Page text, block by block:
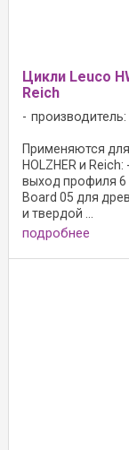
Цикли Leuco
Reich
производитель:
Применяются
HOLZHER и
выход профиля 6
Board 05 для
и твердой ...
подробнее